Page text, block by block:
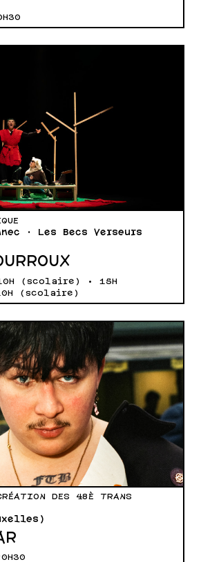
· Les Becs Verseurs
10H (scolaire) • 15H
(scolaire)
DES 48È TRANS